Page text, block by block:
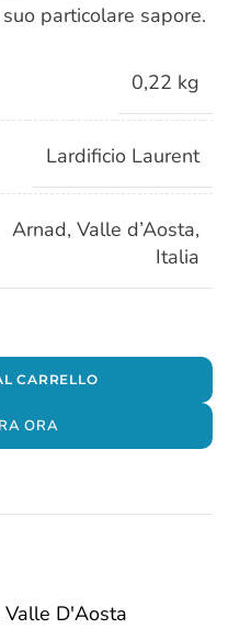
particolare sapore.
0,22 kg
Lardificio Laurent
Arnad, Valle d’Aosta,
Italia
CARRELLO
ORA
Valle D'Aosta